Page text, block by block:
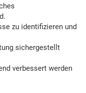
zu identifizieren und
sichergestellt
verbessert werden